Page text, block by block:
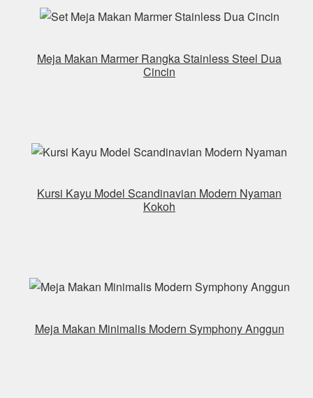
Meja Makan Marmer Rangka Stainless Steel Dua
Cincin
Kursi Kayu Model Scandinavian Modern Nyaman
Kokoh
Meja Makan Minimalis Modern Symphony Anggun